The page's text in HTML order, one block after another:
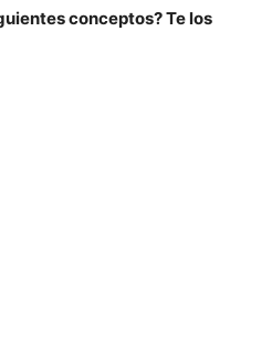
conceptos? Te los